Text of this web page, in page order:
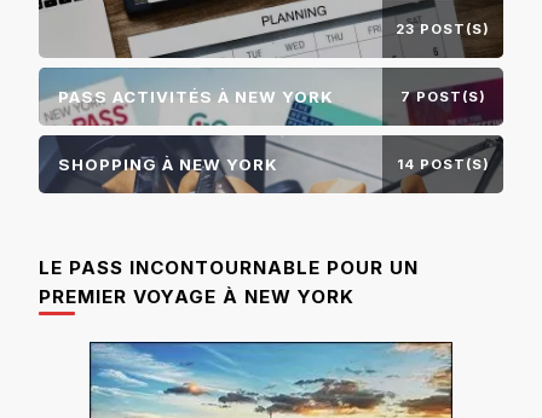
23 POST(S)
PASS ACTIVITÉS À NEW YORK 7 POST(S)
SHOPPING À NEW YORK 14 POST(S)
LE PASS INCONTOURNABLE POUR UN
PREMIER VOYAGE À NEW YORK